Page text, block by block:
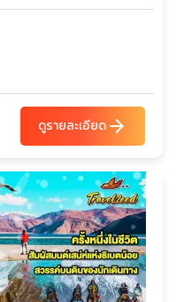
ดูรายละเอียดarrow_forward